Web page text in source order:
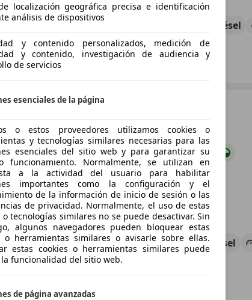
Diésel
180
€ 16.990 Buen precio
11/2017 71.000 km Diésel
localización geográfica precisa e identificación
análisis de dispositivos
y contenido personalizados, medición de
y contenido, investigación de audiencia y
de servicios
esenciales de la página
o estos proveedores utilizamos cookies o
y tecnologías similares necesarias para las
esenciales del sitio web y para garantizar su
funcionamiento. Normalmente, se utilizan en
a la actividad del usuario para habilitar
importantes como la configuración y el
de la información de inicio de sesión o las
de privacidad. Normalmente, el uso de estas
o tecnologías similares no se puede desactivar. Sin
algunos navegadores pueden bloquear estas
o herramientas similares o avisarle sobre ellas.
estas cookies o herramientas similares puede
funcionalidad del sitio web.
de página avanzadas